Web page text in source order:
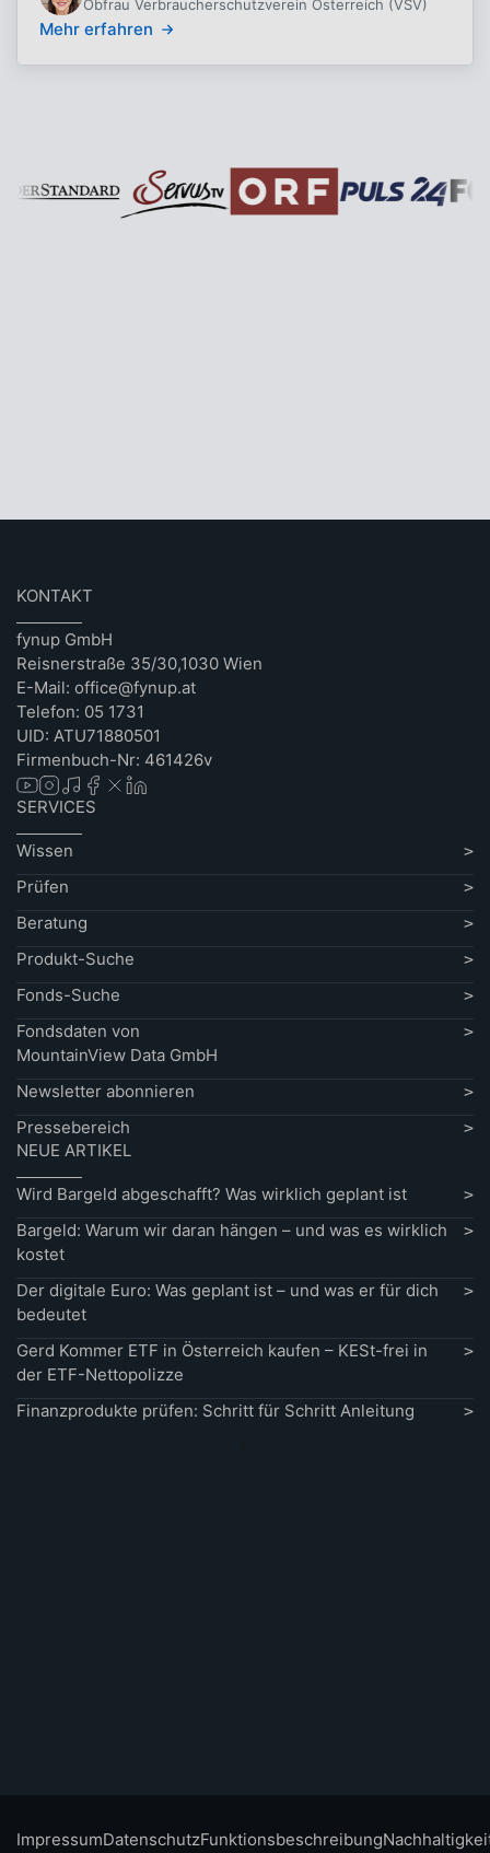
Obfrau Verbraucherschutzverein Österreich (VSV)
Mehr erfahren
KONTAKT
fynup GmbH
Reisnerstraße 35/30,1030 Wien
E-Mail: office@fynup.at
Telefon: 05 1731
UID: ATU71880501
Firmenbuch-Nr: 461426v
SERVICES
Wissen
Prüfen
Beratung
Produkt-Suche
Fonds-Suche
Fondsdaten von
MountainView Data GmbH
Newsletter abonnieren
Pressebereich
NEUE ARTIKEL
Wird Bargeld abgeschafft? Was wirklich geplant ist
Bargeld: Warum wir daran hängen – und was es wirklich
kostet
Der digitale Euro: Was geplant ist – und was er für dich
bedeutet
Gerd Kommer ETF in Österreich kaufen – KESt-frei in
der ETF-Nettopolizze
Finanzprodukte prüfen: Schritt für Schritt Anleitung
ImpressumDatenschutzFunktionsbeschreibung